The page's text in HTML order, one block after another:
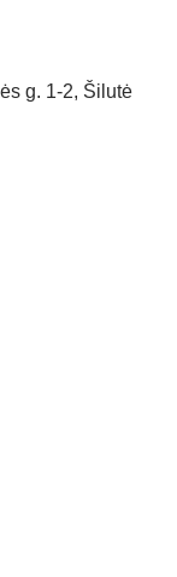
g. 1-2, Šilutė